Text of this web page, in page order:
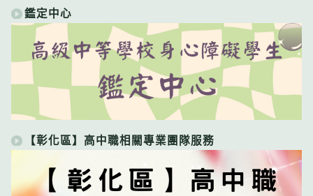
鑑定中心
【彰化區】高中職相關專業團隊服務